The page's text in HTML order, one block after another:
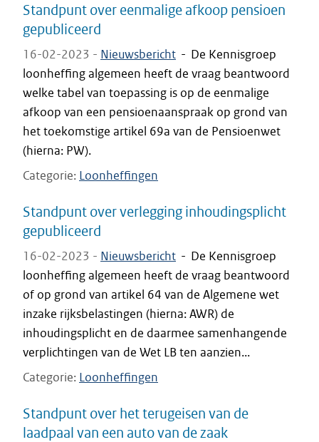
Standpunt over eenmalige afkoop pensioen
gepubliceerd
16-02-2023 - Nieuwsbericht - De Kennisgroep
loonheffing algemeen heeft de vraag beantwoord
welke tabel van toepassing is op de eenmalige
afkoop van een pensioenaanspraak op grond van
het toekomstige artikel 69a van de Pensioenwet
(hierna: PW).
Categorie Loonheffingen
Standpunt over verlegging inhoudingsplicht
gepubliceerd
16-02-2023 - Nieuwsbericht - De Kennisgroep
loonheffing algemeen heeft de vraag beantwoord
of op grond van artikel 64 van de Algemene wet
inzake rijksbelastingen (hierna: AWR) de
inhoudingsplicht en de daarmee samenhangende
verplichtingen van de Wet LB ten aanzien...
Categorie Loonheffingen
Standpunt over het terugeisen van de
laadpaal van een auto van de zaak